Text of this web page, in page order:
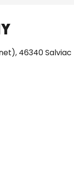
46340 Salviac